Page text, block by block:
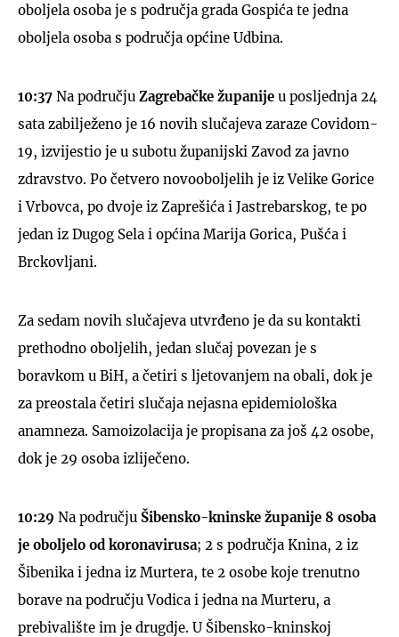
oboljela osoba je s područja grada Gospića te jedna
oboljela osoba s područja općine Udbina.
10:37 Na području Zagrebačke županije u posljednja 24
sata zabilježeno je 16 novih slučajeva zaraze Covidom-
19, izvijestio je u subotu županijski Zavod za javno
zdravstvo. Po četvero novooboljelih je iz Velike Gorice
i Vrbovca, po dvoje iz Zaprešića i Jastrebarskog, te po
jedan iz Dugog Sela i općina Marija Gorica, Pušća i
Brckovljani.
Za sedam novih slučajeva utvrđeno je da su kontakti
prethodno oboljelih, jedan slučaj povezan je s
boravkom u BiH, a četiri s ljetovanjem na obali, dok je
za preostala četiri slučaja nejasna epidemiološka
anamneza. Samoizolacija je propisana za još 42 osobe,
dok je 29 osoba izliječeno.
10:29 Na području Šibensko-kninske županije 8 osoba
je oboljelo od koronavirusa; 2 s područja Knina, 2 iz
Šibenika i jedna iz Murtera, te 2 osobe koje trenutno
borave na području Vodica i jedna na Murteru, a
prebivalište im je drugdje. U Šibensko-kninskoj